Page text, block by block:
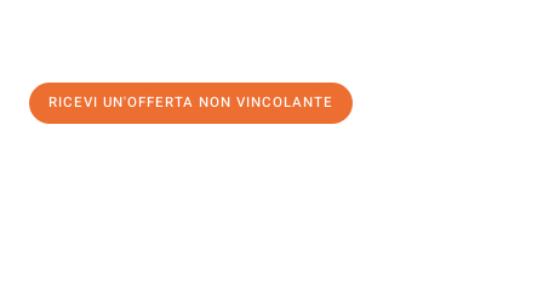
RICEVI UN'OFFERTA NON VINCOLANTE